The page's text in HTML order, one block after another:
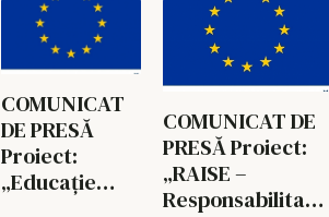
COMUNICAT
DE PRESĂ
Proiect:
„Educație
COMUNICAT DE
PRESĂ Proiect:
„RAISE –